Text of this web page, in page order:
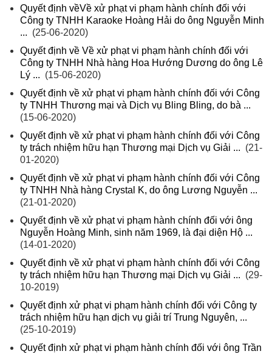
Quyết định vềVề xử phạt vi phạm hành chính đối với
Công ty TNHH Karaoke Hoàng Hải do ông Nguyễn Minh
... (25-06-2020)
Quyết định về Về xử phạt vi phạm hành chính đối với
Công ty TNHH Nhà hàng Hoa Hướng Dương do ông Lê
Lý ... (15-06-2020)
Quyết định về xử phạt vi phạm hành chính đối với Công
ty TNHH Thương mại và Dịch vụ Bling Bling, do bà ...
(15-06-2020)
Quyết định về xử phạt vi phạm hành chính đối với Công
ty trách nhiệm hữu hạn Thương mại Dịch vụ Giải ... (21-
01-2020)
Quyết định về xử phạt vi phạm hành chính đối với Công
ty TNHH Nhà hàng Crystal K, do ông Lương Nguyễn ...
(21-01-2020)
Quyết định về xử phạt vi phạm hành chính đối với ông
Nguyễn Hoàng Minh, sinh năm 1969, là đại diện Hộ ...
(14-01-2020)
Quyết định về xử phạt vi phạm hành chính đối với Công
ty trách nhiệm hữu hạn Thương mại Dịch vụ Giải ... (29-
10-2019)
Quyết định xử phạt vi phạm hành chính đối với Công ty
trách nhiệm hữu hạn dịch vụ giải trí Trung Nguyên, ...
(25-10-2019)
Quyết định xử phạt vi phạm hành chính đối với ông Trần